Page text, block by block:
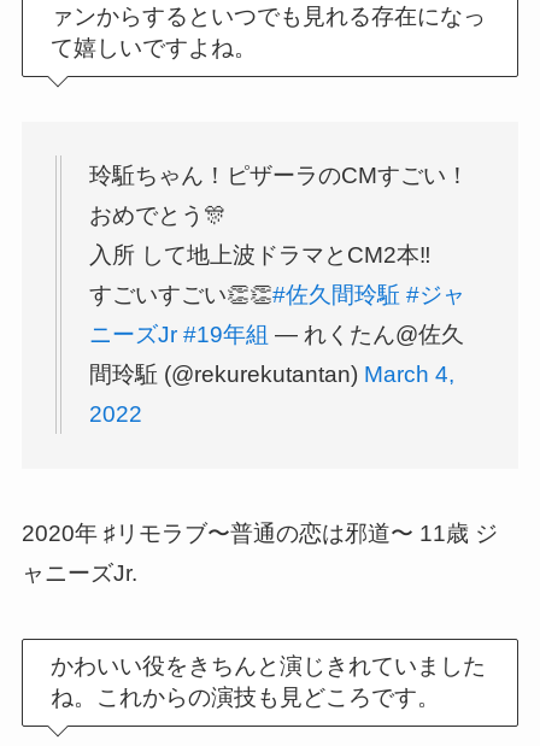
ァンからするといつでも見れる存在になっ
て嬉しいですよね。
玲駈ちゃん！ピザーラのCMすごい！
おめでとう🎊
入所 して地上波ドラマとCM2本‼
すごいすごい👏👏#佐久間玲駈 #ジャ
ニーズJr #19年組— れくたん@佐久
間玲駈 (@rekurekutantan) March 4,
2022
2020年 ♯リモラブ〜普通の恋は邪道〜 11歳 ジ
ャニーズJr.
かわいい役をきちんと演じきれていました
ね。これからの演技も見どころです。